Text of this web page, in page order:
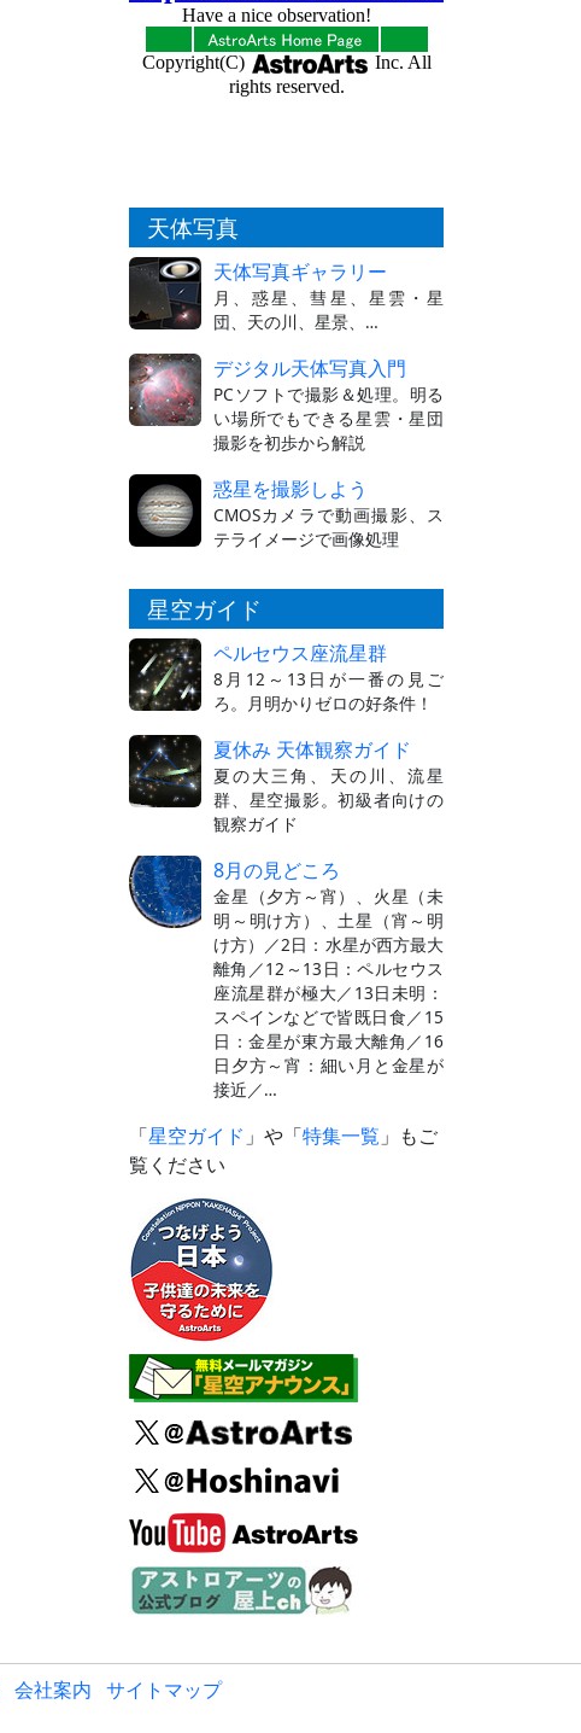
天体写真
天体写真ギャラリー
月、惑星、彗星、星雲・星
団、天の川、星景、…
デジタル天体写真入門
PCソフトで撮影＆処理。明る
い場所でもできる星雲・星団
撮影を初歩から解説
惑星を撮影しよう
CMOSカメラで動画撮影、ス
テライメージで画像処理
星空ガイド
ペルセウス座流星群
8月12～13日が一番の見ご
ろ。月明かりゼロの好条件！
夏休み 天体観察ガイド
夏の大三角、天の川、流星
群、星空撮影。初級者向けの
観察ガイド
8月の見どころ
金星（夕方～宵）、火星（未
明～明け方）、土星（宵～明
け方）／2日：水星が西方最大
離角／12～13日：ペルセウス
座流星群が極大／13日未明：
スペインなどで皆既日食／15
日：金星が東方最大離角／16
日夕方～宵：細い月と金星が
接近／…
「星空ガイド 」や「特集一覧 」もご
覧ください
会社案内 サイトマップ